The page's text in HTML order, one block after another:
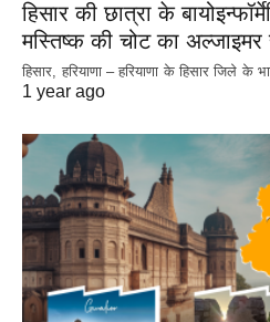
हिसार की छात्रा के
मस्तिष्क की चोट का
हिसार, हरियाणा – हरियाणा के हिसार जिले के
1 year ago